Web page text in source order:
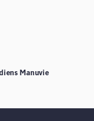
Manuvie